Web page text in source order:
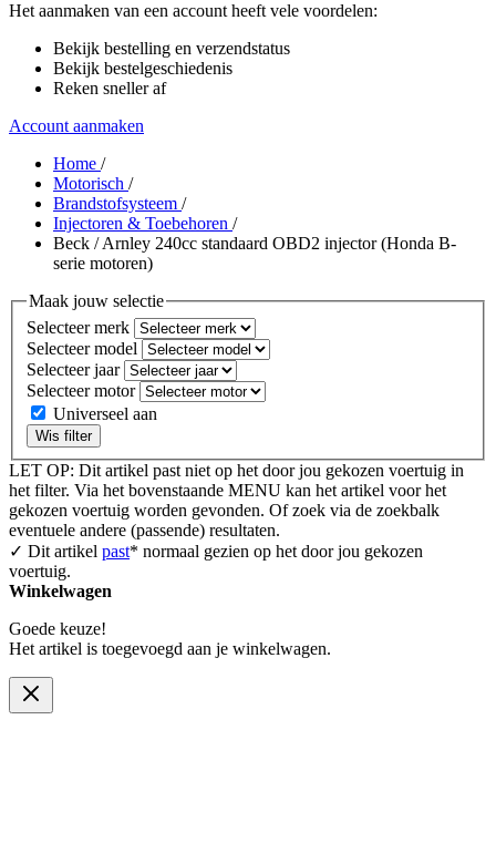
Het aanmaken van een account heeft vele voordelen:
Bekijk bestelling en verzendstatus
Bekijk bestelgeschiedenis
Reken sneller af
Account aanmaken
Home /
Motorisch /
Brandstofsysteem /
Injectoren & Toebehoren /
Beck / Arnley 240cc standaard OBD2 injector (Honda B-
serie motoren)
Maak jouw selectie
Selecteer merk
Selecteer model
Selecteer jaar
Selecteer motor
Universeel aan
Wis filter
LET OP: Dit artikel past niet op het door jou gekozen voertuig in
het filter. Via het bovenstaande MENU kan het artikel voor het
gekozen voertuig worden gevonden. Of zoek via de zoekbalk
eventuele andere (passende) resultaten.
✓ Dit artikel past* normaal gezien op het door jou gekozen
voertuig.
Winkelwagen
Goede keuze!
Het artikel is toegevoegd aan je winkelwagen.